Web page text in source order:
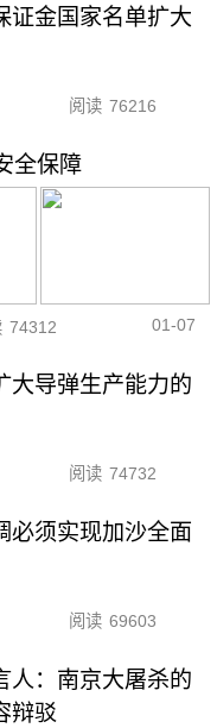
证金国家名单扩大
阅读 76216
全保障
74312 01-07
大导弹生产能力的
阅读 74732
必须实现加沙全面
阅读 69603
人：南京大屠杀的
辩驳